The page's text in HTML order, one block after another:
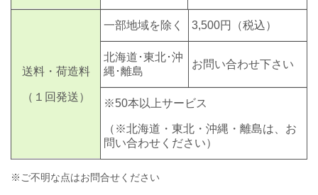
送料・荷造料
（１回発送）
一部地域を除く 3,500円 （税込）
北海道･東北･沖
縄･離島
お問い合わせ下さい
※50本以上サービス
（※北海道・東北・沖縄・離島は、お
問い合わせください）
※ご不明な点はお問合せください